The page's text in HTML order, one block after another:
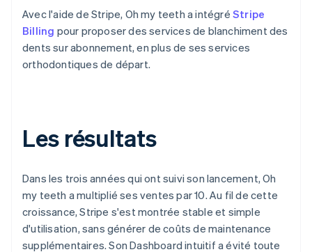
Avec l'aide de Stripe, Oh my teeth a intégré Stripe
Billing pour proposer des services de blanchiment des
dents sur abonnement, en plus de ses services
orthodontiques de départ.
Les résultats
Dans les trois années qui ont suivi son lancement, Oh
my teeth a multiplié ses ventes par 10. Au fil de cette
croissance, Stripe s'est montrée stable et simple
d'utilisation, sans générer de coûts de maintenance
supplémentaires. Son Dashboard intuitif a évité toute